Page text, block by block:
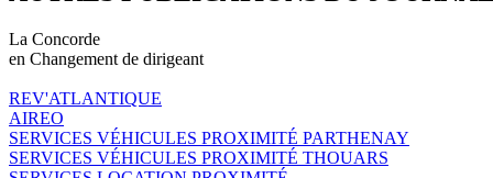
La Concorde
en Changement de dirigeant
REV'ATLANTIQUE
AIREO
SERVICES VÉHICULES PROXIMITÉ PARTHENAY
SERVICES VÉHICULES PROXIMITÉ THOUARS